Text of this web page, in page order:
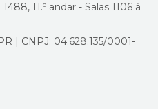
11.º andar - Salas 1106 à
| CNPJ: 04.628.135/0001-